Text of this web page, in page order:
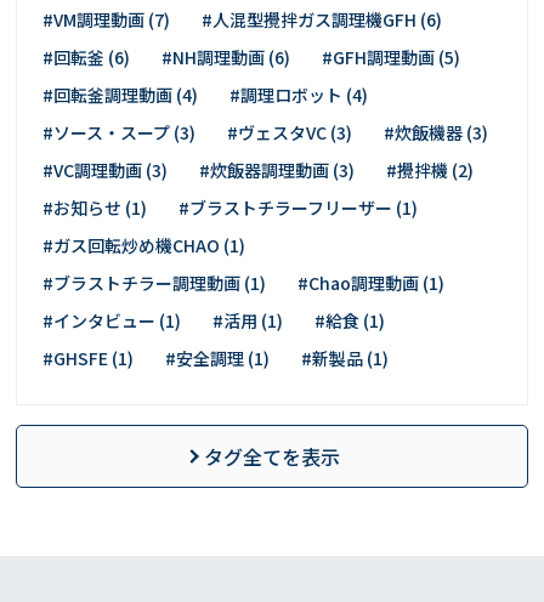
#VM調理動画 (7)
#人混型攪拌ガス調理機GFH (6)
#回転釜 (6)
#NH調理動画 (6)
#GFH調理動画 (5)
#回転釜調理動画 (4)
#調理ロボット (4)
#ソース・スープ (3)
#ヴェスタVC (3)
#炊飯機器 (3)
#VC調理動画 (3)
#炊飯器調理動画 (3)
#攪拌機 (2)
#お知らせ (1)
#ブラストチラーフリーザー (1)
#ガス回転炒め機CHAO (1)
#ブラストチラー調理動画 (1)
#Chao調理動画 (1)
#インタビュー (1)
#活用 (1)
#給食 (1)
#GHSFE (1)
#安全調理 (1) #新製品 (1)
タグ全てを表示